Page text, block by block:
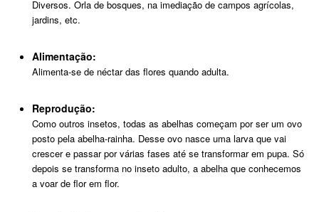
Diversos. Orla de bosques, na imediação de campos agrícolas,
jardins, etc.
Alimentação:
Alimenta-se de néctar das flores quando adulta.
Reprodução:
Como outros insetos, todas as abelhas começam por ser um ovo
posto pela abelha-rainha. Desse ovo nasce uma larva que vai
crescer e passar por várias fases até se transformar em pupa. Só
depois se transforma no inseto adulto, a abelha que conhecemos
a voar de flor em flor.